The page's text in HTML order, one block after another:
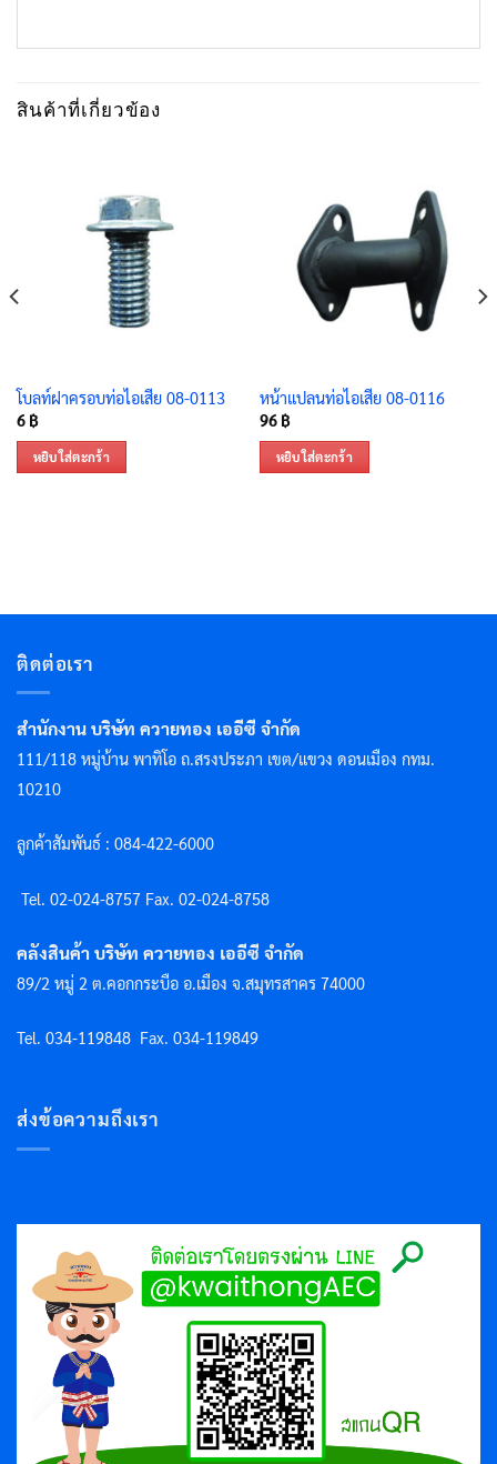
สินค้าที่เกี่ยวข้อง
โบลท์ฝาครอบท่อไอเสีย 08-0113
6 ฿
หยิบใส่ตะกร้า
หน้าแปลนท่อไอเสีย 08-0116
96 ฿
หยิบใส่ตะกร้า
ติดต่อเรา
สำนักงาน บริษัท ควายทอง เออีซี จำกัด
111/118 หมู่บ้าน พาทิโอ ถ.สรงประภา เขต/แขวง ดอนเมือง กทม.
10210
ลูกค้าสัมพันธ์ : 084-422-6000
Tel. 02-024-8757 Fax. 02-024-8758
คลังสินค้า บริษัท ควายทอง เออีซี จำกัด
89/2 หมู่ 2 ต.คอกกระบือ อ.เมือง จ.สมุทรสาคร 74000
Tel. 034-119848 Fax. 034-119849
ส่งข้อความถึงเรา